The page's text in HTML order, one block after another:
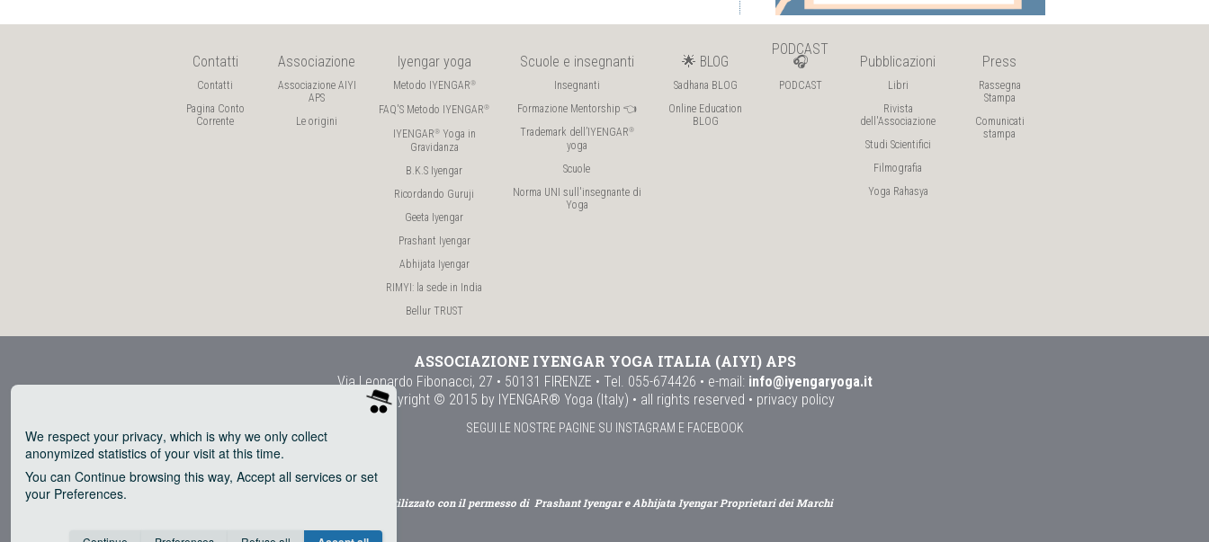
Contatti
Contatti
Pagina Conto
Corrente
Associazione
Associazione AIYI
APS
Le origini
Iyengar yoga
Metodo IYENGAR®
FAQ'S Metodo IYENGAR®
IYENGAR®Yoga in
Gravidanza
B.K.S Iyengar
Ricordando Guruji
Geeta Iyengar
Prashant Iyengar
Abhijata Iyengar
RIMYI: la sede in India
Bellur TRUST
Scuole e insegnanti
Insegnanti
Formazione Mentorship 👈
Trademark dell’IYENGAR®
yoga
Scuole
Norma UNI sull'insegnante di
Yoga
🌟 BLOG
Sadhana BLOG
Online Education
BLOG
PODCAST
🎧
PODCAST
Pubblicazioni
Libri
Rivista
dell'Associazione
Studi Scientifici
Filmografia
Yoga Rahasya
Press
Rassegna
Stampa
Comunicati
stampa
ASSOCIAZIONE IYENGAR YOGA ITALIA (AIYI) APS
Via Leonardo Fibonacci, 27 • 50131 FIRENZE • Tel. 055-674426 • e-mail: info@iyengaryoga.it
Copyright © 2015 by IYENGAR® Yoga (Italy) • all rights reserved • privacy policy
SEGUI LE NOSTRE PAGINE SU INSTAGRAM E FACEBOOK
® utilizzato con il permesso di Prashant Iyengar e Abhijata Iyengar Proprietari dei Marchi
We respect your privacy, which is why we only collect
anonymized statistics of your visit at this time.
You can Continue browsing this way, Accept all services or set
your Preferences.
Consent cookie learn more